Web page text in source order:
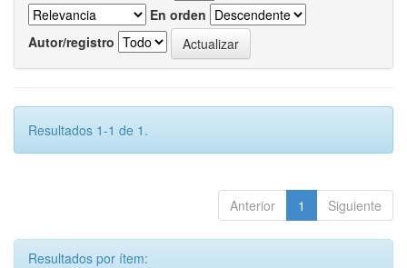
En orden
Autor/registro
Resultados 1-1 de 1.
Anterior 1 Siguiente
Resultados por ítem: